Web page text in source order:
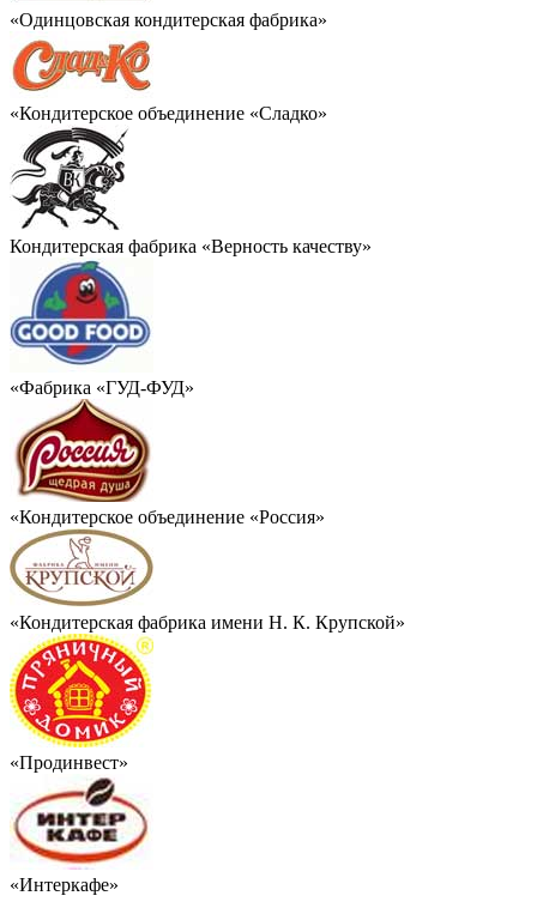
«Одинцовская кондитерская фабрика»
«Кондитерское объединение «Сладко»
Кондитерская фабрика «Верность качеству»
«Фабрика «ГУД-ФУД»
«Кондитерское объединение «Россия»
«Кондитерская фабрика имени Н. К. Крупской»
«Продинвест»
«Интеркафе»